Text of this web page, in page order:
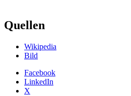
Quellen
Wikipedia
Bild
Facebook
LinkedIn
X